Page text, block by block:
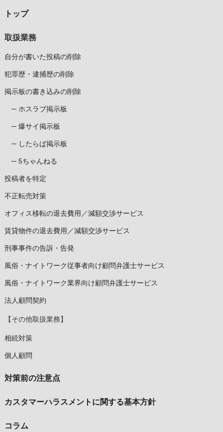
トップ
取扱業務
自分が書いた投稿の削除
犯罪歴・逮捕歴の削除
掲示板の書き込みの削除
ホスラブ掲示板
爆サイ掲示板
したらば掲示板
5ちゃんねる
投稿者を特定
不正転売対策
オフィス移転の退去費用／減額交渉サービス
賃貸物件の退去費用／減額交渉サービス
刑事事件の告訴・告発
風俗・ナイトワーク従事者向け顧問弁護士サービス
風俗・ナイトワーク業界向け顧問弁護士サービス
法人顧問契約
【その他取扱業務】
相続対策
個人顧問
対策前の注意点
カスタマーハラスメントに関する基本方針
コラム